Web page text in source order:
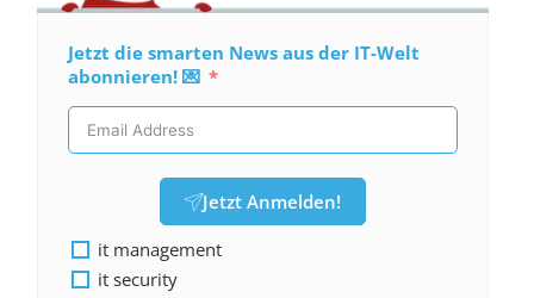
Jetzt die smarten News aus der IT-Welt
abonnieren! 💌
Jetzt Anmelden!
it management
it security